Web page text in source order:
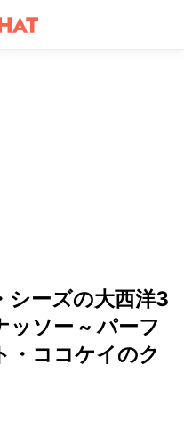
シーズの大西洋3
ッソー ~ パーフ
・ココケイのク